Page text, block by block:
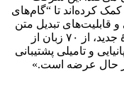
کرده‌اند تا “گام‌های
قابلیت‌های تبدیل متن
به گفتار (TTS) بردارند.” حالت ترجمهٔ زندهٔ جدید، از ۷۰ زبان از
و تامیلی پشتیبانی
در حال عرضه است.»